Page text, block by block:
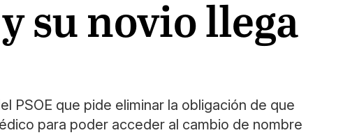
su novio llega
PSOE que pide eliminar la obligación de que
para poder acceder al cambio de nombre